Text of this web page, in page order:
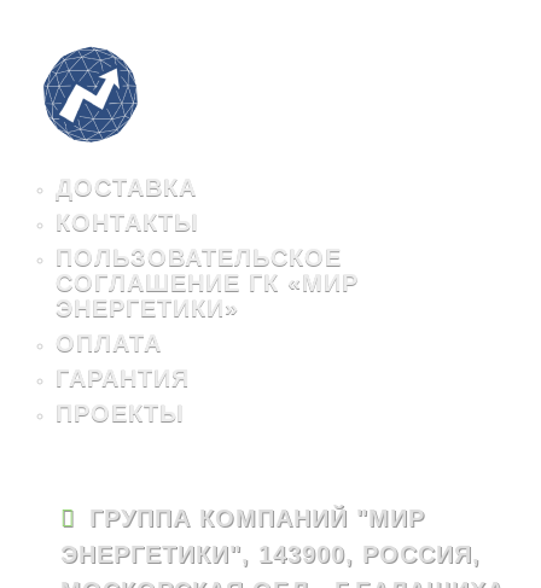
ДОСТАВКА
КОНТАКТЫ
ПОЛЬЗОВАТЕЛЬСКОЕ
СОГЛАШЕНИЕ ГК «МИР
ЭНЕРГЕТИКИ»
ОПЛАТА
ГАРАНТИЯ
ПРОЕКТЫ
ГРУППА КОМПАНИЙ "МИР
ЭНЕРГЕТИКИ", 143900, РОССИЯ,